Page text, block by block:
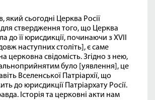
який сьогодні Церква Росії
ствердження того, що Церква
до її юрисдикції, починаючи з XVII
наступних століть], є саме
церковна свідомість. Згідно з нею,
було [уявлення], це
Вселенської Патріархії, що
до юрисдикції Патріархату Росії.
Історія та церковні акти нам